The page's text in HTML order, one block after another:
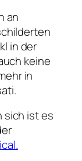
an
in der
keine
in
sich ist es